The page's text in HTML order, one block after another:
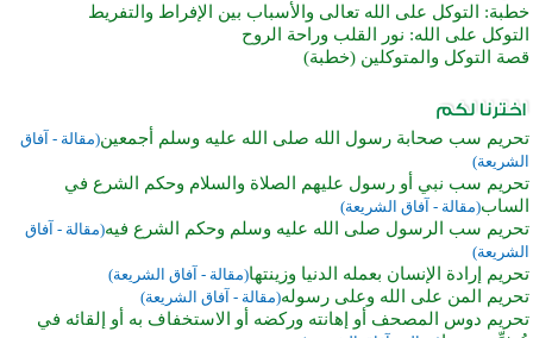
خطبة: التوكل على الله تعالى والأسباب بين الإفراط والتفريط
التوكل على الله: نور القلب وراحة الروح
قصة التوكل والمتوكلين (خطبة)
تحريم سب صحابة رسول الله صلى الله عليه وسلم أجمعين(مقالة - آفاق
الشريعة)
تحريم سب نبي أو رسول عليهم الصلاة والسلام وحكم الشرع في
الساب(مقالة - آفاق الشريعة)
تحريم سب الرسول صلى الله عليه وسلم وحكم الشرع فيه(مقالة - آفاق
الشريعة)
تحريم إرادة الإنسان بعمله الدنيا وزينتها(مقالة - آفاق الشريعة)
تحريم المن على الله وعلى رسوله(مقالة - آفاق الشريعة)
تحريم دوس المصحف أو إهانته وركضه أو الاستخفاف به أو إلقائه في